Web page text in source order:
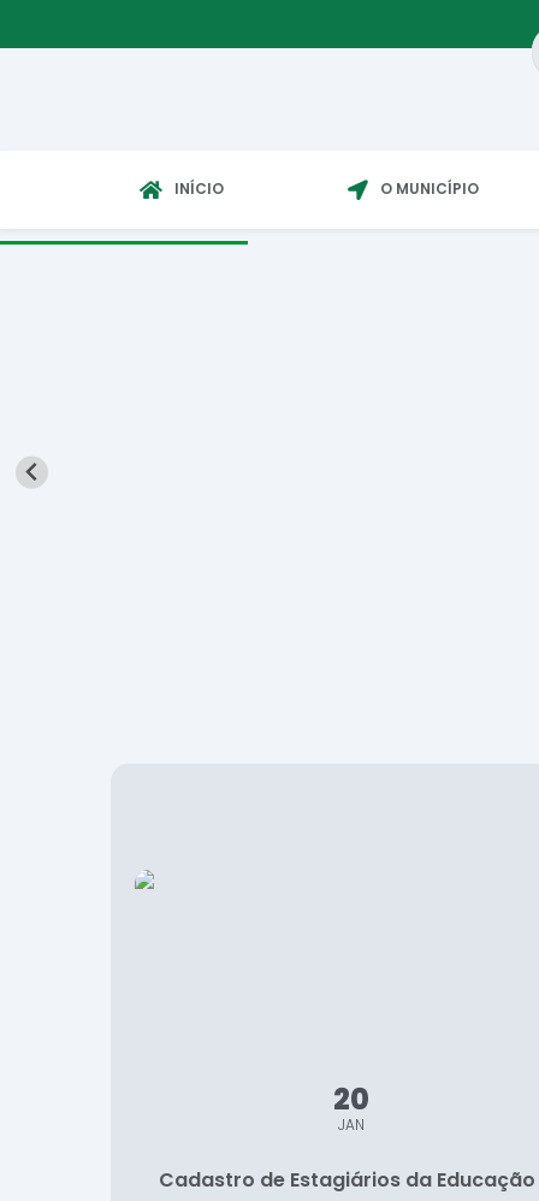
INÍCIO O MUNICÍPIO
20
JAN
Cadastro de Estagiários da Educação